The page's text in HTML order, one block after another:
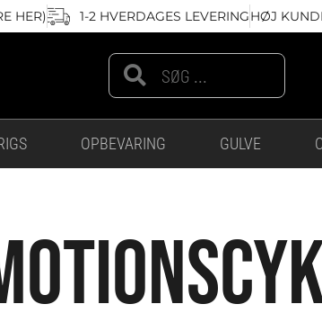
HER) 1-2 HVERDAGES LEVERINGHØJ
Search
OPBEVARING GULVE